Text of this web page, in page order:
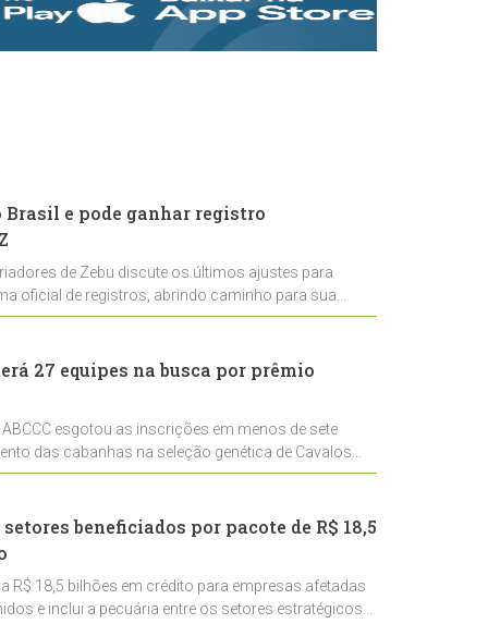
rastreabilidade e
rigor técnico para
Brasil e pode ganhar registro
de Zebu discute os últimos ajustes para
oficial de registros, abrindo caminho para sua
27 equipes na busca por prêmio
esgotou as inscrições em menos de sete
das cabanhas na seleção genética de Cavalos
beneficiados por pacote de R$ 18,5
R$ 18,5 bilhões em crédito para empresas afetadas
e inclui a pecuária entre os setores estratégicos